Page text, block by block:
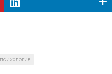
психология